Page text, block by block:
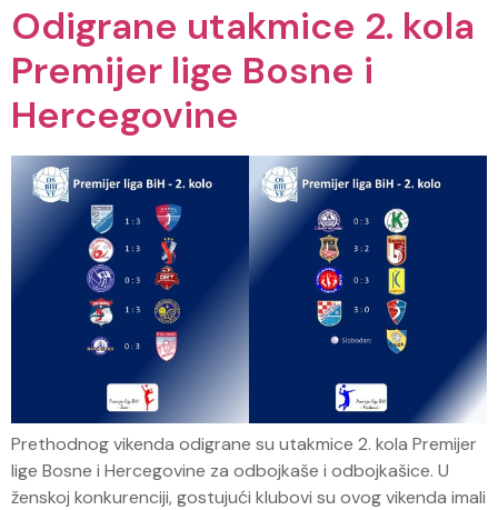
Odigrane utakmice 2. kola
Premijer lige Bosne i
Hercegovine
Prethodnog vikenda odigrane su utakmice 2. kola Premijer
lige Bosne i Hercegovine za odbojkaše i odbojkašice. U
ženskoj konkurenciji, gostujući klubovi su ovog vikenda imali